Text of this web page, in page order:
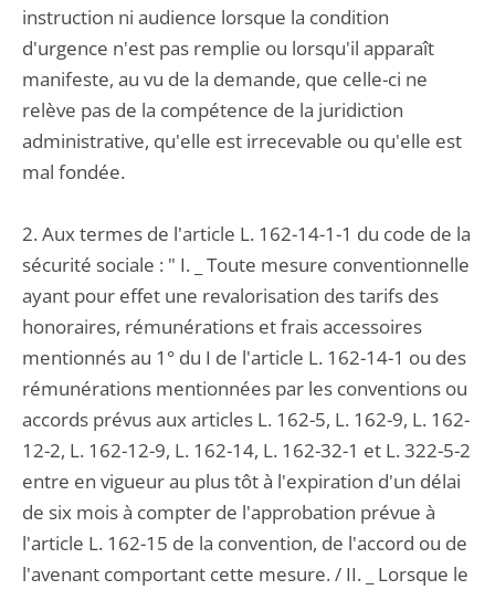
instruction ni audience lorsque la condition
d'urgence n'est pas remplie ou lorsqu'il apparaît
manifeste, au vu de la demande, que celle-ci ne
relève pas de la compétence de la juridiction
administrative, qu'elle est irrecevable ou qu'elle est
mal fondée.
2. Aux termes de l'article L. 162-14-1-1 du code de la
sécurité sociale : " I. _ Toute mesure conventionnelle
ayant pour effet une revalorisation des tarifs des
honoraires, rémunérations et frais accessoires
mentionnés au 1° du I de l'article L. 162-14-1 ou des
rémunérations mentionnées par les conventions ou
accords prévus aux articles L. 162-5, L. 162-9, L. 162-
12-2, L. 162-12-9, L. 162-14, L. 162-32-1 et L. 322-5-2
entre en vigueur au plus tôt à l'expiration d'un délai
de six mois à compter de l'approbation prévue à
l'article L. 162-15 de la convention, de l'accord ou de
l'avenant comportant cette mesure. / II. _ Lorsque le